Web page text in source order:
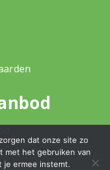
dat onze site zo
met het gebruiken van
je ermee instemt.